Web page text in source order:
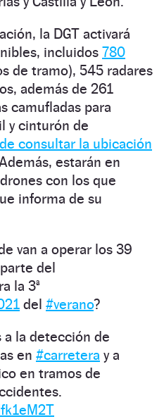
la DGT activará
incluidos 780
de tramo), 545 radares
además de 261
camufladas para
y cinturón de
consultar la ubicación
estarán en
con los que
informa de su
van a operar los 39
del
la 3ª
del #verano?
la detección de
en #carretera y a
en tramos de